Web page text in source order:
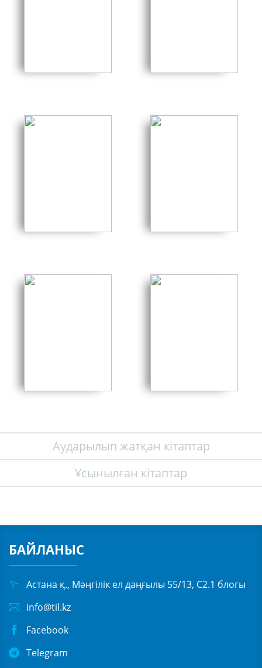
Аударылып жатқан кітаптар
Ұсынылған кітаптар
БАЙЛАНЫС
Астана қ., Мәңгілік ел даңғылы 55/13, С2.1 блогы
info@til.kz
Facebook
Telegram